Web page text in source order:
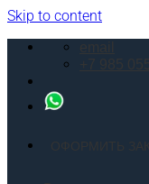
Skip to content
email
+7 985
ОФОРМИТЬ